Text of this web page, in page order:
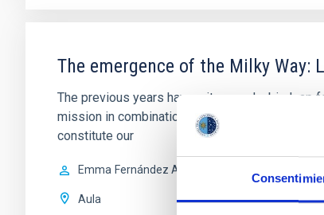
The emergence of the Milky
The previous years have witnessed a big leap
mission in combination with large photometric
constitute our
Emma Fernández Alvar
Aula